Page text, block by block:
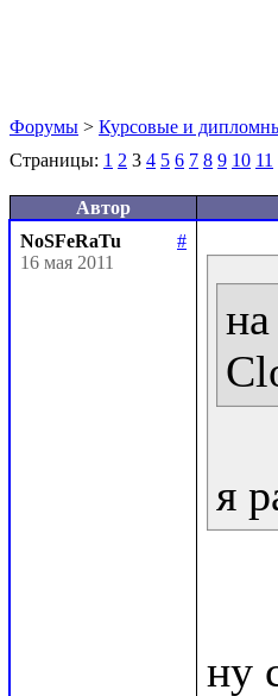
Форумы > Курсовые и
Страницы: 1 2 3 4 5 6 7 8 9 10 11
Автор
NoSFeRaTu
#
16 мая 2011
я